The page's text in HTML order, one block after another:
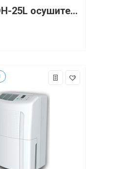
Ballu BDH-25L осушитель воздуха